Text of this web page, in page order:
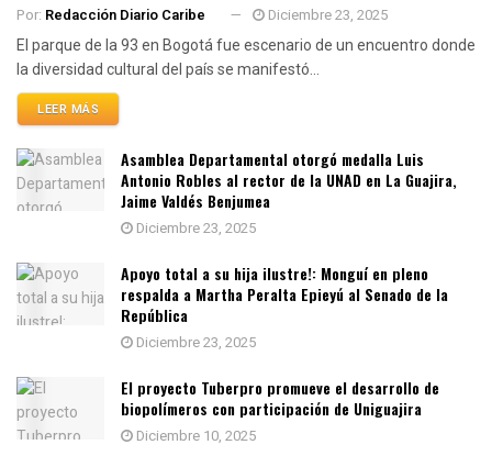
Por: Redacción Diario Caribe Diciembre 23, 2025
El parque de la 93 en Bogotá fue escenario de un encuentro donde
la diversidad cultural del país se manifestó...
LEER MÁS
Asamblea Departamental otorgó medalla Luis
Antonio Robles al rector de la UNAD en La Guajira,
Jaime Valdés Benjumea
Diciembre 23, 2025
Apoyo total a su hija ilustre!: Monguí en pleno
respalda a Martha Peralta Epieyú al Senado de la
República
Diciembre 23, 2025
El proyecto Tuberpro promueve el desarrollo de
biopolímeros con participación de Uniguajira
Diciembre 10, 2025